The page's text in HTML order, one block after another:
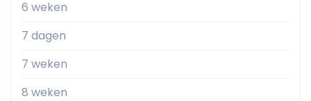
6 weken
7 dagen
7 weken
8 weken